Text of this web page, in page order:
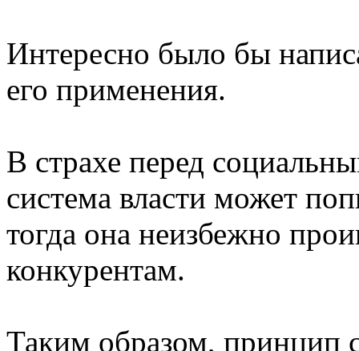
Интересно было бы
его применения.
В страхе перед
система власти может
тогда она неизбежно
конкурентам.
Таким образом, принцип